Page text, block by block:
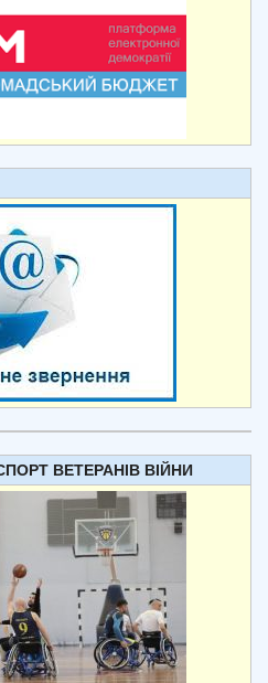
ВЕТЕРАНІВ ВІЙНИ